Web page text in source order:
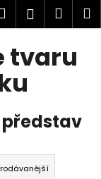
Hledat
tvaru